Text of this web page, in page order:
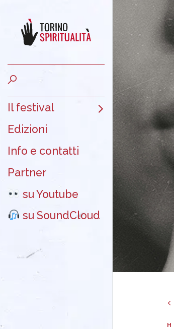
Il festival
Edizioni
Info e contatti
Partner
su Youtube
su SoundCloud